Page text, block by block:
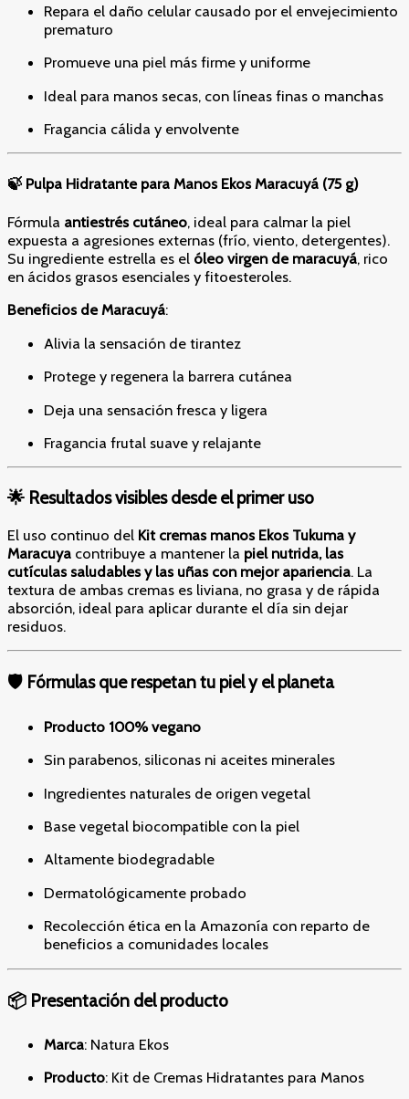
Repara el daño celular causado por el envejecimiento
prematuro
Promueve una piel más firme y uniforme
Ideal para manos secas, con líneas finas o manchas
Fragancia cálida y envolvente
🍃 Pulpa Hidratante para Manos Ekos Maracuyá (75 g)
Fórmula antiestrés cutáneo, ideal para calmar la piel
expuesta a agresiones externas (frío, viento, detergentes).
Su ingrediente estrella es el óleo virgen de maracuyá, rico
en ácidos grasos esenciales y fitoesteroles.
Beneficios de Maracuyá:
Alivia la sensación de tirantez
Protege y regenera la barrera cutánea
Deja una sensación fresca y ligera
Fragancia frutal suave y relajante
🌟 Resultados visibles desde el primer uso
El uso continuo del Kit cremas manos Ekos Tukuma y
Maracuya contribuye a mantener la piel nutrida, las
cutículas saludables y las uñas con mejor apariencia. La
textura de ambas cremas es liviana, no grasa y de rápida
absorción, ideal para aplicar durante el día sin dejar
residuos.
🛡️ Fórmulas que respetan tu piel y el planeta
Producto 100% vegano
Sin parabenos, siliconas ni aceites minerales
Ingredientes naturales de origen vegetal
Base vegetal biocompatible con la piel
Altamente biodegradable
Dermatológicamente probado
Recolección ética en la Amazonía con reparto de
beneficios a comunidades locales
📦 Presentación del producto
Marca: Natura Ekos
Producto: Kit de Cremas Hidratantes para Manos